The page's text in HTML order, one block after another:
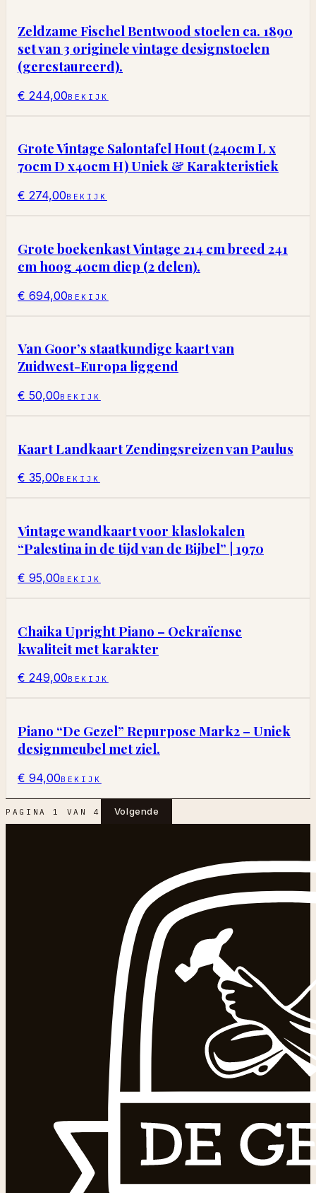
Zeldzame Fischel Bentwood stoelen ca. 1890
set van 3 originele vintage designstoelen
(gerestaureerd).
€ 244,00BEKIJK
Grote Vintage Salontafel Hout (240cm L x
70cm D x40cm H) Uniek & Karakteristiek
€ 274,00BEKIJK
Grote boekenkast Vintage 214 cm breed 241
cm hoog 40cm diep (2 delen).
€ 694,00BEKIJK
Van Goor’s staatkundige kaart van
Zuidwest-Europa liggend
€ 50,00BEKIJK
Kaart Landkaart Zendingsreizen van Paulus
€ 35,00BEKIJK
Vintage wandkaart voor klaslokalen
“Palestina in de tijd van de Bijbel” | 1970
€ 95,00BEKIJK
Chaika Upright Piano – Oekraïense
kwaliteit met karakter
€ 249,00BEKIJK
Piano “De Gezel” Repurpose Mark2 – Uniek
designmeubel met ziel.
€ 94,00BEKIJK
PAGINA1 VAN4 Volgende